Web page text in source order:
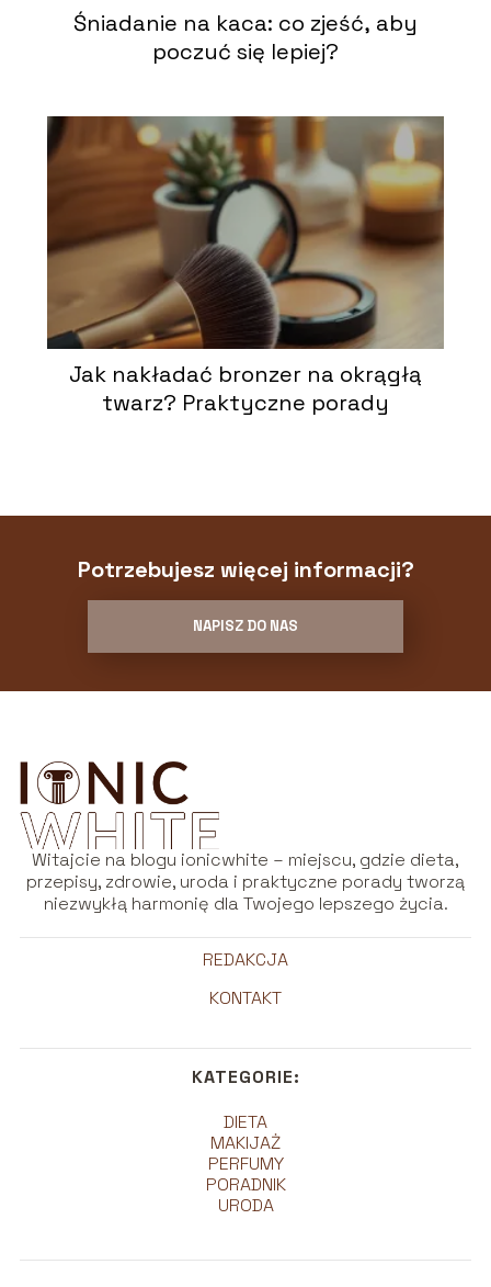
Śniadanie na kaca: co zjeść, aby
poczuć się lepiej?
Jak nakładać bronzer na okrągłą
twarz? Praktyczne porady
Potrzebujesz więcej informacji?
NAPISZ DO NAS
Witajcie na blogu ionicwhite – miejscu, gdzie dieta,
przepisy, zdrowie, uroda i praktyczne porady tworzą
niezwykłą harmonię dla Twojego lepszego życia.
REDAKCJA
KONTAKT
KATEGORIE:
DIETA
MAKIJAŻ
PERFUMY
PORADNIK
URODA